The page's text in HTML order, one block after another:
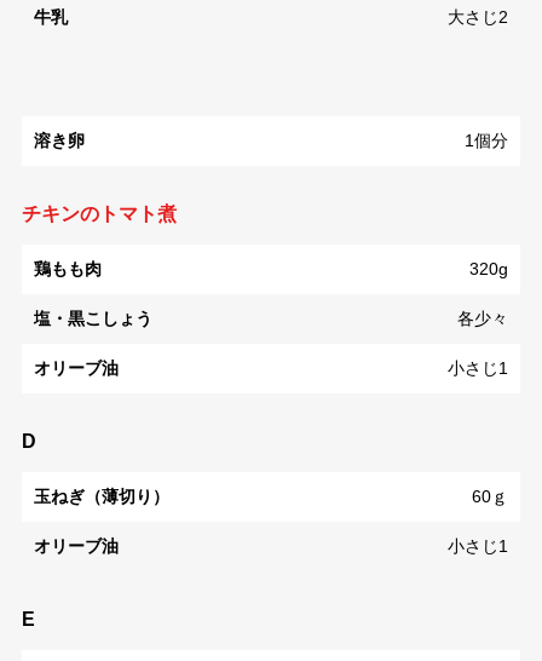
牛乳 大さじ2
溶き卵 1個分
チキンのトマト煮
鶏もも肉 320g
塩・黒こしょう 各少々
オリーブ油 小さじ1
D
玉ねぎ（薄切り） 60ｇ
オリーブ油 小さじ1
E